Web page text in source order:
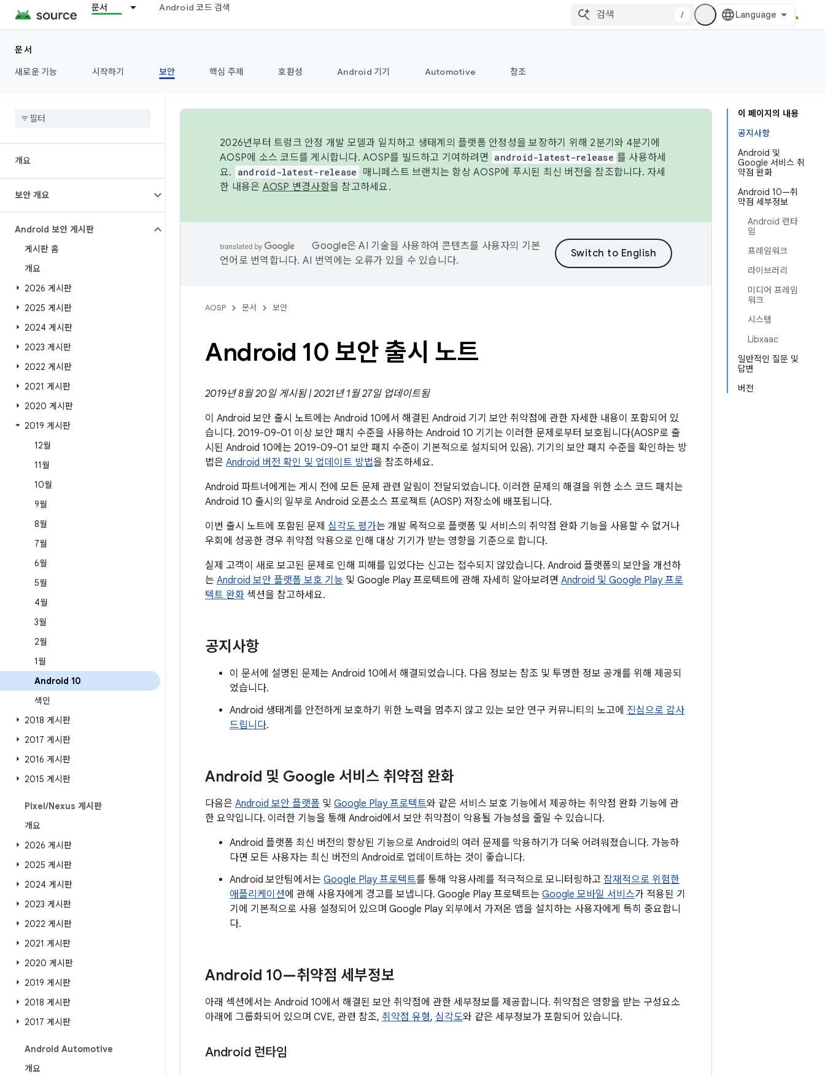
문서 Android 코드 검색
/
문서
새로운 기능
시작하기 보안 핵심 주제 호환성 Android 기기 Automotive 참조
개요
보안 개요
Android 보안 게시판
게시판 홈
개요
2026 게시판
2025 게시판
2024 게시판
2023 게시판
2022 게시판
2021 게시판
2020 게시판
2019 게시판
12월
11월
10월
9월
8월
7월
6월
5월
4월
3월
2월
1월
Android 10
색인
2018 게시판
2017 게시판
2016 게시판
2015 게시판
Pixel/Nexus 게시판
개요
2026 게시판
2025 게시판
2024 게시판
2023 게시판
2022 게시판
2021 게시판
2020 게시판
2019 게시판
2018 게시판
2017 게시판
Android Automotive
개요
이 페이지의 내용
공지사항
Android 및
Google 서비스 취
약점 완화
Android 10—취
약점 세부정보
Android 런타
임
프레임워크
라이브러리
미디어 프레임
워크
시스템
Libxaac
일반적인 질문 및
답변
버전
2026년부터 트렁크 안정 개발 모델과 일치하고 생태계의 플랫폼 안정성을 보장하기 위해 2분기와 4분기에
AOSP에 소스 코드를 게시합니다. AOSP를 빌드하고 기여하려면
android-latest-release 를 사용하세
요.
android-latest-release
매니페스트 브랜치는 항상 AOSP에 푸시된 최신 버전을 참조합니다. 자세
한 내용은 AOSP 변경사항을 참고하세요.
Google은 AI 기술을 사용하여 콘텐츠를 사용자의 기본
언어로 번역합니다. AI 번역에는 오류가 있을 수 있습니다.
AOSP 문서 보안
Android 10 보안 출시 노트
2019년 8월 20일 게시됨 | 2021년 1월 27일 업데이트됨
이 Android 보안 출시 노트에는 Android 10에서 해결된 Android 기기 보안 취약점에 관한 자세한 내용이 포함되어 있
습니다. 2019-09-01 이상 보안 패치 수준을 사용하는 Android 10 기기는 이러한 문제로부터 보호됩니다(AOSP로 출
시된 Android 10에는 2019-09-01 보안 패치 수준이 기본적으로 설치되어 있음). 기기의 보안 패치 수준을 확인하는 방
법은 Android 버전 확인 및 업데이트 방법을 참조하세요.
Android 파트너에게는 게시 전에 모든 문제 관련 알림이 전달되었습니다. 이러한 문제의 해결을 위한 소스 코드 패치는
Android 10 출시의 일부로 Android 오픈소스 프로젝트 (AOSP) 저장소에 배포됩니다.
이번 출시 노트에 포함된 문제 심각도 평가는 개발 목적으로 플랫폼 및 서비스의 취약점 완화 기능을 사용할 수 없거나
우회에 성공한 경우 취약점 악용으로 인해 대상 기기가 받는 영향을 기준으로 합니다.
실제 고객이 새로 보고된 문제로 인해 피해를 입었다는 신고는 접수되지 않았습니다. Android 플랫폼의 보안을 개선하
는 Android 보안 플랫폼 보호 기능 및 Google Play 프로텍트에 관해 자세히 알아보려면 Android 및 Google Play 프로
텍트 완화 섹션을 참고하세요.
공지사항
이 문서에 설명된 문제는 Android 10에서 해결되었습니다. 다음 정보는 참조 및 투명한 정보 공개를 위해 제공되
었습니다.
Android 생태계를 안전하게 보호하기 위한 노력을 멈추지 않고 있는 보안 연구 커뮤니티의 노고에 진심으로 감사
드립니다.
Android 및 Google 서비스 취약점 완화
다음은 Android 보안 플랫폼 및 Google Play 프로텍트와 같은 서비스 보호 기능에서 제공하는 취약점 완화 기능에 관
한 요약입니다. 이러한 기능을 통해 Android에서 보안 취약점이 악용될 가능성을 줄일 수 있습니다.
Android 플랫폼 최신 버전의 향상된 기능으로 Android의 여러 문제를 악용하기가 더욱 어려워졌습니다. 가능하
다면 모든 사용자는 최신 버전의 Android로 업데이트하는 것이 좋습니다.
Android 보안팀에서는 Google Play 프로텍트를 통해 악용사례를 적극적으로 모니터링하고 잠재적으로 위험한
애플리케이션에 관해 사용자에게 경고를 보냅니다. Google Play 프로텍트는 Google 모바일 서비스가 적용된 기
기에 기본적으로 사용 설정되어 있으며 Google Play 외부에서 가져온 앱을 설치하는 사용자에게 특히 중요합니
다.
Android 10—취약점 세부정보
아래 섹션에서는 Android 10에서 해결된 보안 취약점에 관한 세부정보를 제공합니다. 취약점은 영향을 받는 구성요소
아래에 그룹화되어 있으며 CVE, 관련 참조, 취약점 유형, 심각도와 같은 세부정보가 포함되어 있습니다.
Android 런타임